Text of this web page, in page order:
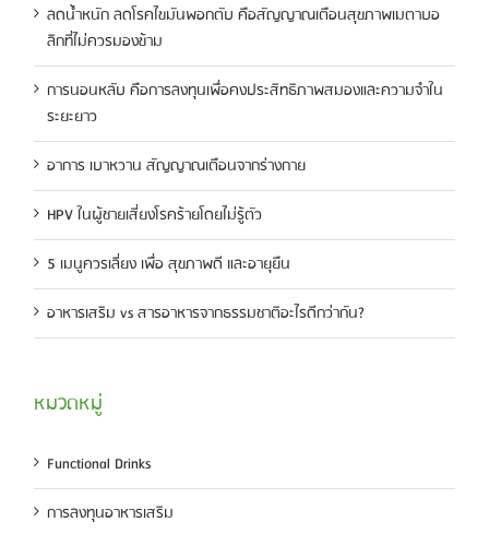
ลดน้ำหนัก ลดโรคไขมันพอกตับ คือสัญญาณเตือนสุขภาพเมตาบอ
ลิกที่ไม่ควรมองข้าม
การนอนหลับ คือการลงทุนเพื่อคงประสิทธิภาพสมองและความจำใน
ระยะยาว
อาการ เบาหวาน สัญญาณเตือนจากร่างกาย
HPV ในผู้ชายเสี่ยงโรคร้ายโดยไม่รู้ตัว
5 เมนูควรเลี่ยง เพื่อ สุขภาพดี และอายุยืน
อาหารเสริม vs สารอาหารจากธรรมชาติอะไรดีกว่ากัน?
หมวดหมู่
Functional Drinks
การลงทุนอาหารเสริม